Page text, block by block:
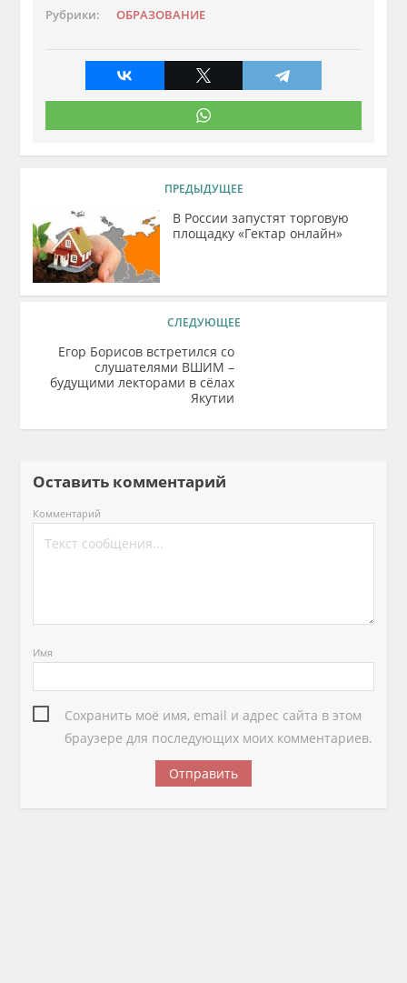
Рубрики: ОБРАЗОВАНИЕ
ПРЕДЫДУЩЕЕ
В России запустят торговую
площадку «Гектар онлайн»
СЛЕДУЮЩЕЕ
Егор Борисов встретился со
слушателями ВШИМ –
будущими лекторами в сёлах
Якутии
Оставить комментарий
Комментарий
Имя
Сохранить моё имя, email и адрес сайта в этом
браузере для последующих моих комментариев.